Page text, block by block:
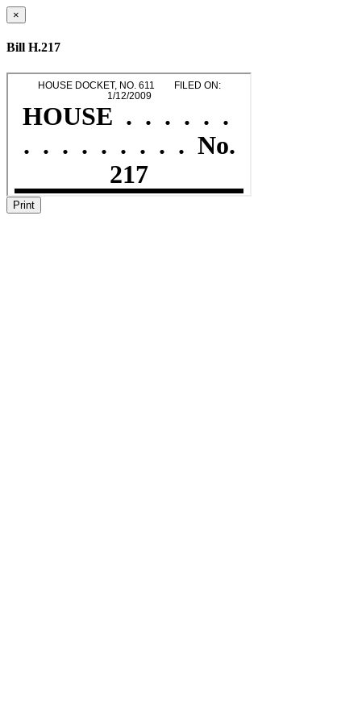
×
Bill H.217
Print